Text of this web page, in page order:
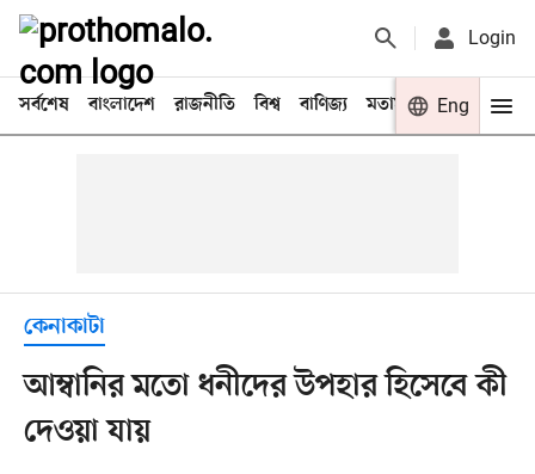
Login
সর্বশেষ বাংলাদেশ রাজনীতি বিশ্ব বাণিজ্য মতামত খেলা
Eng
কেনাকাটা
আম্বানির মতো ধনীদের উপহার হিসেবে কী
দেওয়া যায়